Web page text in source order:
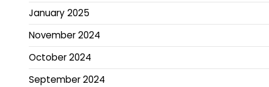
January 2025
November 2024
October 2024
September 2024